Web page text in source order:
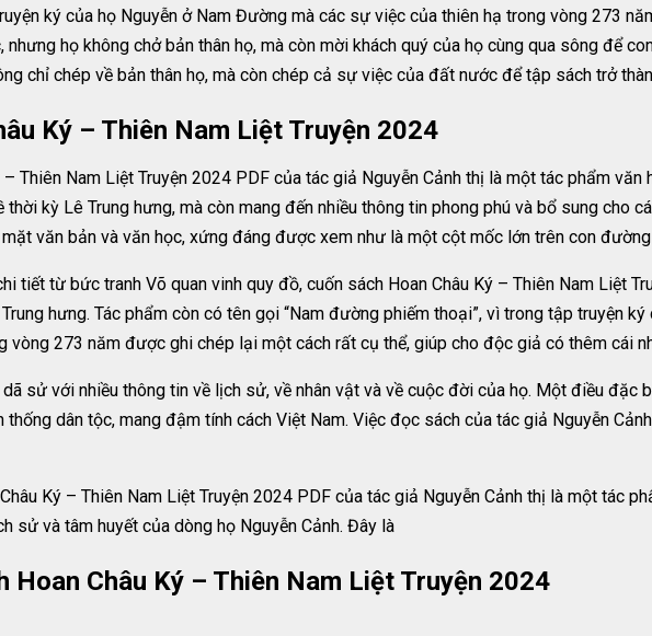
ký của họ Nguyễn ở Nam Đường mà các sự việc của thiên hạ trong vòng 273
họ không chở bản thân họ, mà còn mời khách quý của họ cùng qua sông để
chỉ chép về bản thân họ, mà còn chép cả sự việc của đất nước để tập sách trở
Ký – Thiên Nam Liệt Truyện 2024
– Thiên Nam Liệt Truyện 2024 PDF của tác giả Nguyễn Cảnh thị là một tác phẩm
kỳ Lê Trung hưng, mà còn mang đến nhiều thông tin phong phú và bổ sung cho
văn bản và văn học, xứng đáng được xem như là một cột mốc lớn trên con
tiết từ bức tranh Võ quan vinh quy đồ, cuốn sách Hoan Châu Ký – Thiên Nam Liệt
hưng. Tác phẩm còn có tên gọi “Nam đường phiếm thoại”, vì trong tập truyện
vòng 273 năm được ghi chép lại một cách rất cụ thể, giúp cho độc giả có thêm cái
sử với nhiều thông tin về lịch sử, về nhân vật và về cuộc đời của họ. Một điều đặc
dân tộc, mang đậm tính cách Việt Nam. Việc đọc sách của tác giả Nguyễn
Ký – Thiên Nam Liệt Truyện 2024 PDF của tác giả Nguyễn Cảnh thị là một tác
sử và tâm huyết của dòng họ Nguyễn Cảnh. Đây là
Hoan Châu Ký – Thiên Nam Liệt Truyện 2024